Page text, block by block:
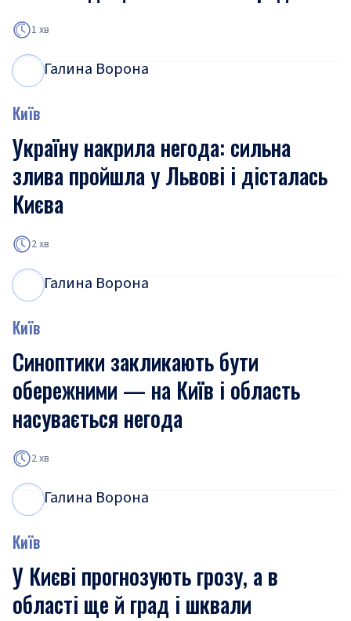
1 хв
Галина Ворона
Київ
Україну накрила негода: сильна
злива пройшла у Львові і дісталась
Києва
2 хв
Галина Ворона
Київ
Синоптики закликають бути
обережними — на Київ і область
насувається негода
2 хв
Галина Ворона
Київ
У Києві прогнозують грозу, а в
області ще й град і шквали